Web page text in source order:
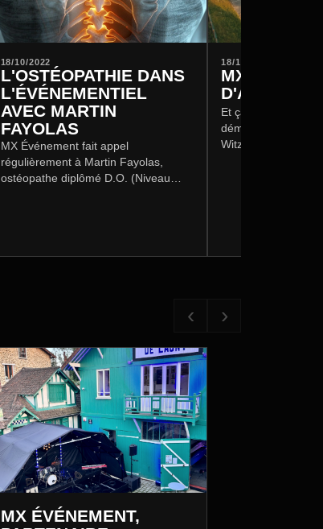
18/10/2022
L'OSTÉOPATHIE DANS
L'ÉVÉNEMENTIEL
AVEC MARTIN
FAYOLAS
MX Événement fait appel
régulièrement à Martin Fayolas,
ostéopathe diplômé D.O. (Niveau
18/10/2022
MX CHANGE
D'ADRESSE
Et ça déménage !
déménage dans le
Witz, à 40km de
‹ ›
MX ÉVÉNEMENT,